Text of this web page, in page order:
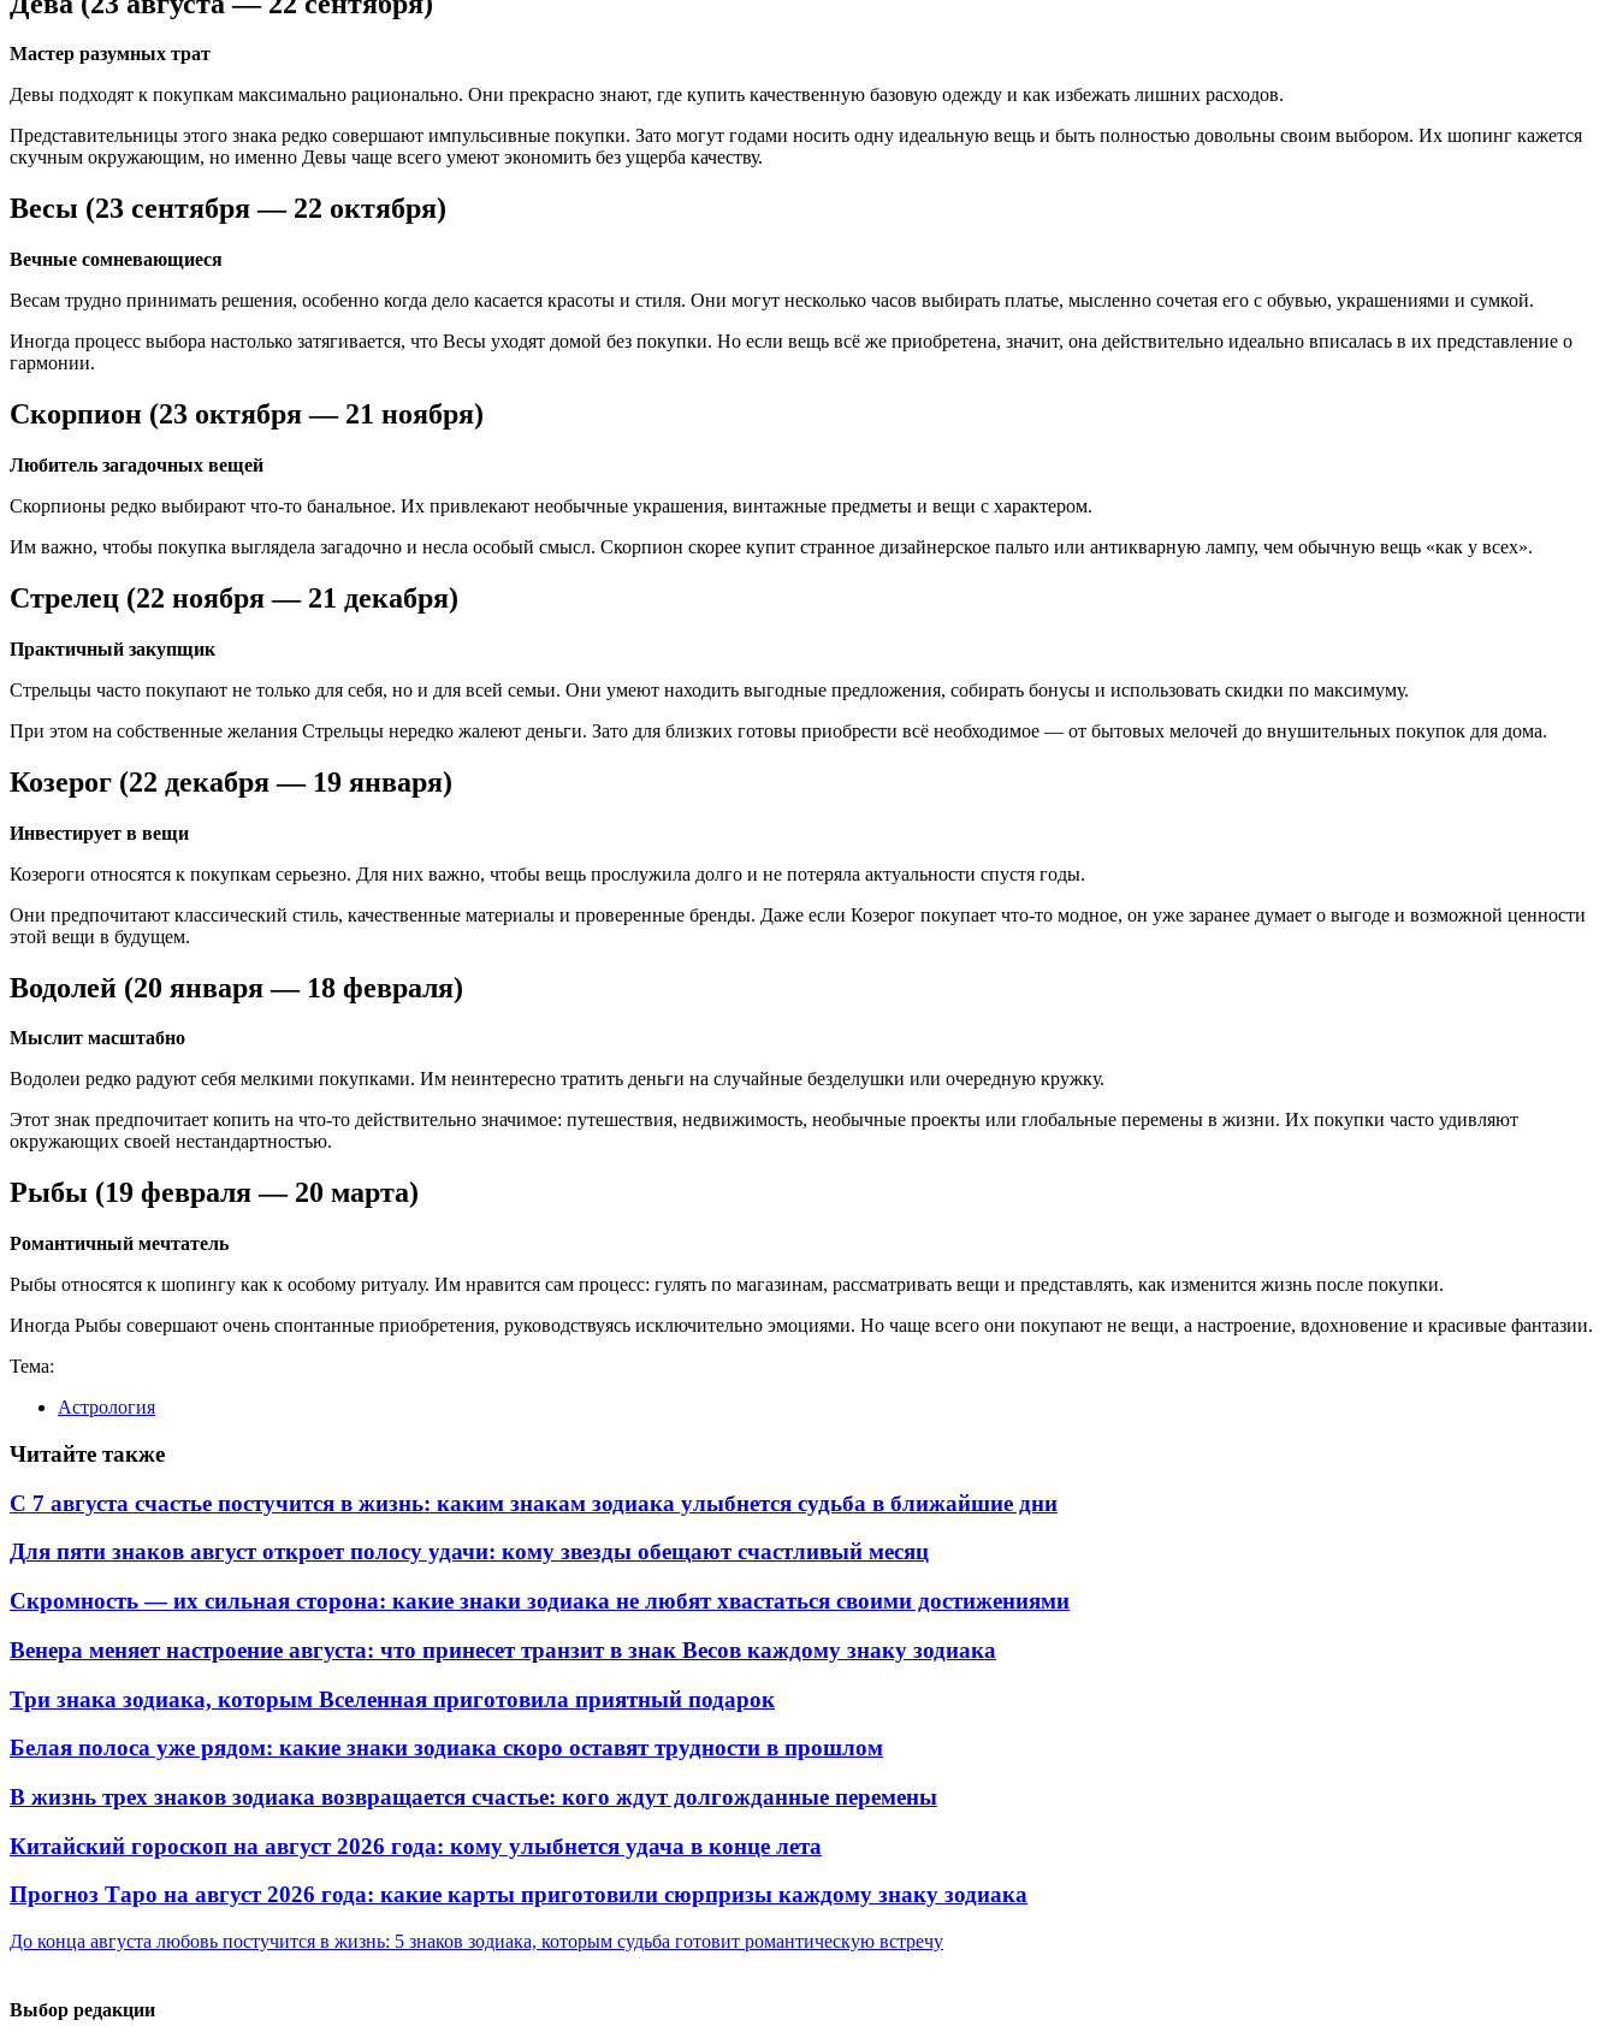
Мастер разумных трат
Девы подходят к покупкам максимально рационально. Они прекрасно знают, где купить качественную базовую одежду и как избежать лишних расходов.
Представительницы этого знака редко совершают импульсивные покупки. Зато могут годами носить одну идеальную вещь и быть полностью довольны своим выбором. Их шопинг кажется
скучным окружающим, но именно Девы чаще всего умеют экономить без ущерба качеству.
Весы (23 сентября — 22 октября)
Вечные сомневающиеся
Весам трудно принимать решения, особенно когда дело касается красоты и стиля. Они могут несколько часов выбирать платье, мысленно сочетая его с обувью, украшениями и сумкой.
Иногда процесс выбора настолько затягивается, что Весы уходят домой без покупки. Но если вещь всё же приобретена, значит, она действительно идеально вписалась в их представление о
гармонии.
Скорпион (23 октября — 21 ноября)
Любитель загадочных вещей
Скорпионы редко выбирают что-то банальное. Их привлекают необычные украшения, винтажные предметы и вещи с характером.
Им важно, чтобы покупка выглядела загадочно и несла особый смысл. Скорпион скорее купит странное дизайнерское пальто или антикварную лампу, чем обычную вещь «как у всех».
Стрелец (22 ноября — 21 декабря)
Практичный закупщик
Стрельцы часто покупают не только для себя, но и для всей семьи. Они умеют находить выгодные предложения, собирать бонусы и использовать скидки по максимуму.
При этом на собственные желания Стрельцы нередко жалеют деньги. Зато для близких готовы приобрести всё необходимое — от бытовых мелочей до внушительных покупок для дома.
Козерог (22 декабря — 19 января)
Инвестирует в вещи
Козероги относятся к покупкам серьезно. Для них важно, чтобы вещь прослужила долго и не потеряла актуальности спустя годы.
Они предпочитают классический стиль, качественные материалы и проверенные бренды. Даже если Козерог покупает что-то модное, он уже заранее думает о выгоде и возможной ценности
этой вещи в будущем.
Водолей (20 января — 18 февраля)
Мыслит масштабно
Водолеи редко радуют себя мелкими покупками. Им неинтересно тратить деньги на случайные безделушки или очередную кружку.
Этот знак предпочитает копить на что-то действительно значимое: путешествия, недвижимость, необычные проекты или глобальные перемены в жизни. Их покупки часто удивляют
окружающих своей нестандартностью.
Рыбы (19 февраля — 20 марта)
Романтичный мечтатель
Рыбы относятся к шопингу как к особому ритуалу. Им нравится сам процесс: гулять по магазинам, рассматривать вещи и представлять, как изменится жизнь после покупки.
Иногда Рыбы совершают очень спонтанные приобретения, руководствуясь исключительно эмоциями. Но чаще всего они покупают не вещи, а настроение, вдохновение и красивые фантазии.
Тема:
Астрология
Читайте также
С 7 августа счастье постучится в жизнь: каким знакам зодиака улыбнется судьба в ближайшие дни
Для пяти знаков август откроет полосу удачи: кому звезды обещают счастливый месяц
Скромность — их сильная сторона: какие знаки зодиака не любят хвастаться своими достижениями
Венера меняет настроение августа: что принесет транзит в знак Весов каждому знаку зодиака
Три знака зодиака, которым Вселенная приготовила приятный подарок
Белая полоса уже рядом: какие знаки зодиака скоро оставят трудности в прошлом
В жизнь трех знаков зодиака возвращается счастье: кого ждут долгожданные перемены
Китайский гороскоп на август 2026 года: кому улыбнется удача в конце лета
Прогноз Таро на август 2026 года: какие карты приготовили сюрпризы каждому знаку зодиака
До конца августа любовь постучится в жизнь: 5 знаков зодиака, которым судьба готовит романтическую встречу
Выбор редакции